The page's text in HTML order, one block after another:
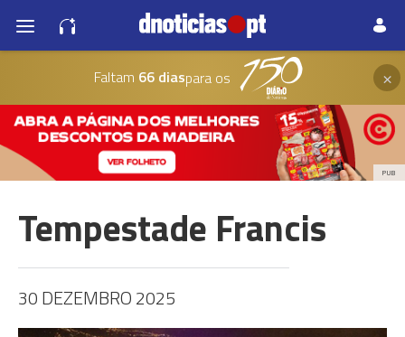
Faltam 66 diaspara os ×
PUB
Tempestade Francis
30 DEZEMBRO 2025